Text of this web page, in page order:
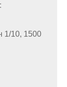
1/10, 1500